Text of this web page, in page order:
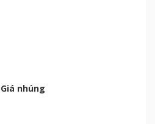
Giá nhúng